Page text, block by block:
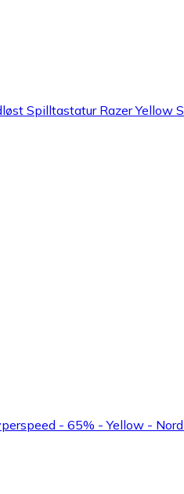
Spilltastatur Razer Yellow
- 65% - Yellow -